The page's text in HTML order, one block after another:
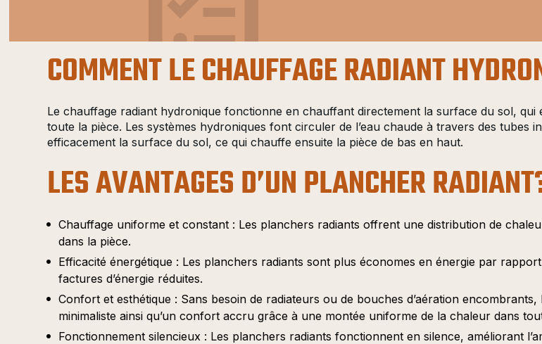
COMMENT LE CHAUFFAGE RADIANT
Le chauffage radiant hydronique fonctionne en chauffant directement la surface du sol,
toute la pièce. Les systèmes hydroniques font circuler de l’eau chaude à travers des tubes
efficacement la surface du sol, ce qui chauffe ensuite la pièce de bas en haut.
LES AVANTAGES D’UN PLANCHER
Chauffage uniforme et constant : Les planchers radiants offrent une distribution de
dans la pièce.
Efficacité énergétique : Les planchers radiants sont plus économes en énergie par
factures d’énergie réduites.
Confort et esthétique : Sans besoin de radiateurs ou de bouches d’aération
minimaliste ainsi qu’un confort accru grâce à une montée uniforme de la chaleur dans
Fonctionnement silencieux : Les planchers radiants fonctionnent en silence, améliorant